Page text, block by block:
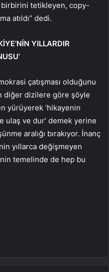
birbirini tetikleyen, copy-
atıldı” dedi.
YILLARDIR
çatışması olduğunu
diğer dizilere göre şöyle
yürüyerek ‘hikayenin
ulaş ve dur’ demek yerine
aralığı bırakıyor. İnanç
yıllarca değişmeyen
temelinde de hep bu